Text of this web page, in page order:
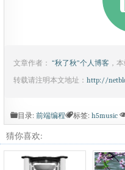
文章作者： “秋了秋”个人博客 ，
转载请注明本文地址： http://
目录: 前端编程 标签: h5music
猜你喜欢: